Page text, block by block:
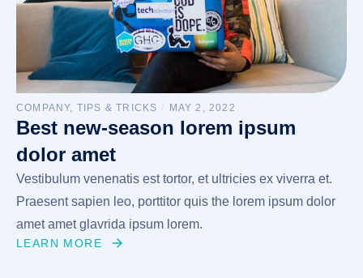
COMPANY, TIPS & TRICKS / MAY 2, 2022
Best new-season lorem ipsum
dolor amet
Vestibulum venenatis est tortor, et ultricies ex viverra et.
Praesent sapien leo, porttitor quis the lorem ipsum dolor
amet amet glavrida ipsum lorem.
LEARN MORE